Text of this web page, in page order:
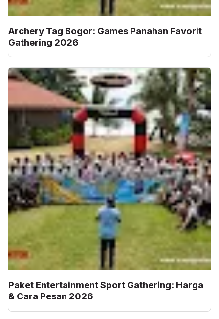
Archery Tag Bogor: Games Panahan Favorit
Gathering 2026
Paket Entertainment Sport Gathering: Harga
& Cara Pesan 2026